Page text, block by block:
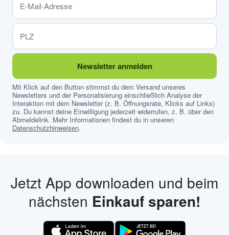
Newsletter anmelden
Mit Klick auf den Button stimmst du dem Versand unseres
Newsletters und der Personalisierung einschließlich Analyse der
Interaktion mit dem Newsletter (z. B. Öffnungsrate, Klicks auf Links)
zu. Du kannst deine Einwilligung jederzeit widerrufen, z. B. über den
Abmeldelink. Mehr Informationen findest du in unseren
Datenschutzhinweisen.
Jetzt App downloaden und beim
nächsten Einkauf sparen!